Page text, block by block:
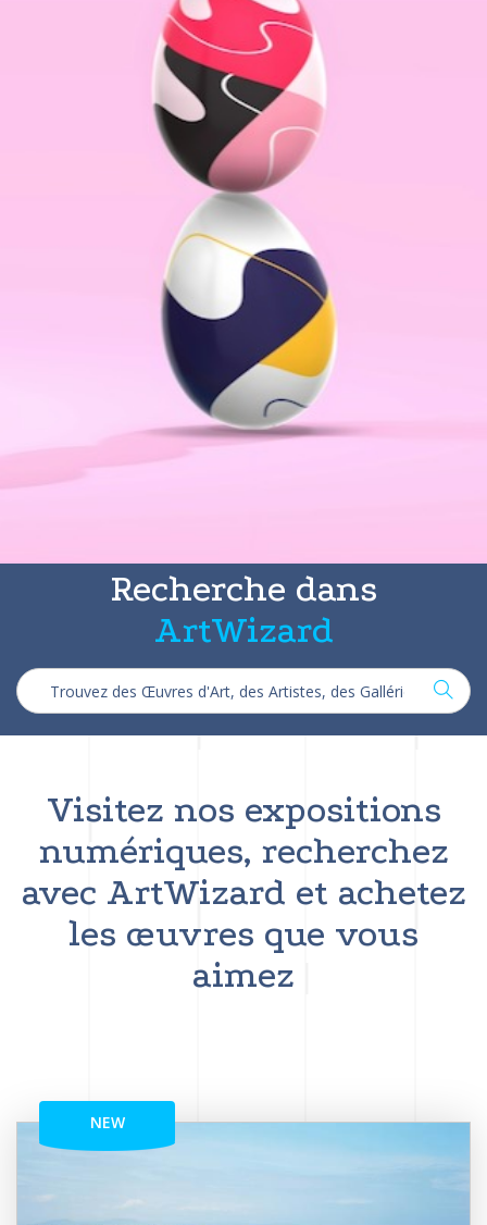
Recherche dans
ArtWizard
Visitez nos expositions
numériques, recherchez
avec ArtWizard et achetez
les œuvres que vous
aimez
NEW